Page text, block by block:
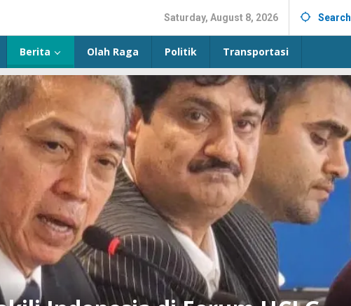
Saturday, August 8, 2026 Search
Berita Olah Raga Politik Transportasi